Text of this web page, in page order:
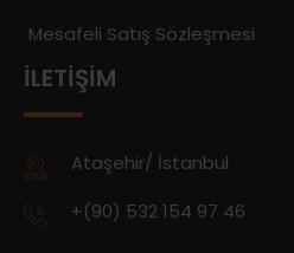
Mesafeli Satış Sözleşmesi
İLETIŞIM
Ataşehir/ İstanbul
+(90) 532 154 97 46